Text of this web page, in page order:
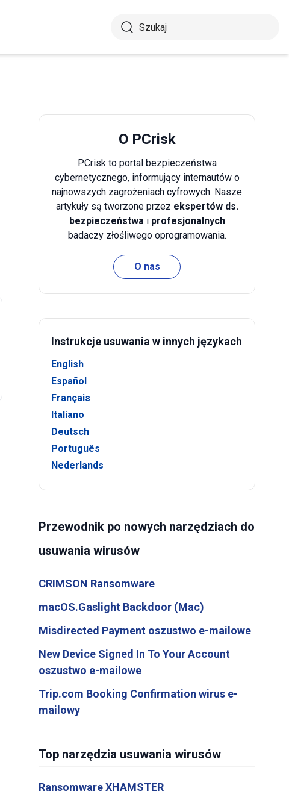
O PCrisk
PCrisk to portal bezpieczeństwa
cybernetycznego, informujący internautów o
najnowszych zagrożeniach cyfrowych. Nasze
artykuły są tworzone przez ekspertów ds.
bezpieczeństwai profesjonalnych
badaczy złośliwego oprogramowania.
O nas
Instrukcje usuwania w innych językach
English
Español
Français
Italiano
Deutsch
Português
Nederlands
Przewodnik po nowych narzędziach do
usuwania wirusów
CRIMSON Ransomware
macOS.Gaslight Backdoor (Mac)
Misdirected Payment oszustwo e-mailowe
New Device Signed In To Your Account
oszustwo e-mailowe
Trip.com Booking Confirmation wirus e-
mailowy
Top narzędzia usuwania wirusów
Ransomware XHAMSTER